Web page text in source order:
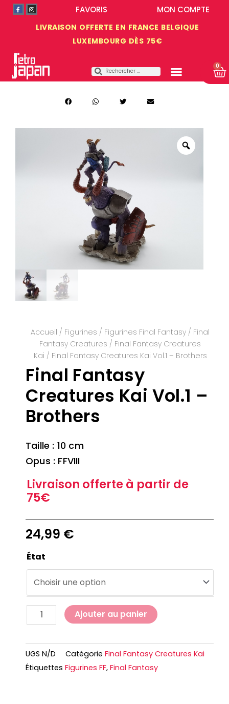
LIVRAISON OFFERTE EN FRANCE BELGIQUE
LUXEMBOURG DÈS 75€
MON COMPTE
FAVORIS
0
Accueil / Figurines / Figurines Final Fantasy / Final
Fantasy Creatures / Final Fantasy Creatures
Kai / Final Fantasy Creatures Kai Vol.1 – Brothers
Final Fantasy
Creatures Kai Vol.1 –
Brothers
Taille : 10 cm
Opus : FFVIII
Livraison offerte à partir de
75€
24,99 €
État
Ajouter au panier
UGS N/D Catégorie Final Fantasy Creatures Kai
Étiquettes Figurines FF, Final Fantasy